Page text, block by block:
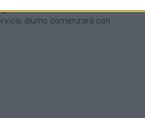
hasta la finalización del
diurno comenzará con